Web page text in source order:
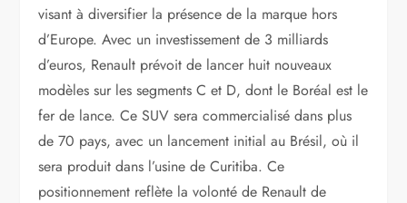
visant à diversifier la présence de la marque hors
d’Europe. Avec un investissement de 3 milliards
d’euros, Renault prévoit de lancer huit nouveaux
modèles sur les segments C et D, dont le Boréal est le
fer de lance. Ce SUV sera commercialisé dans plus
de 70 pays, avec un lancement initial au Brésil, où il
sera produit dans l’usine de Curitiba. Ce
positionnement reflète la volonté de Renault de